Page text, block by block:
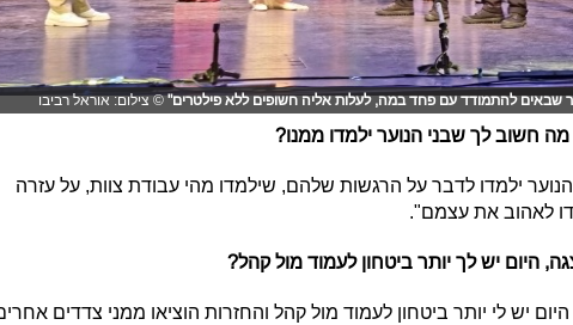
שבאים להתמודד עם פחד במה, לעלות אליה חשופים ללא פילטרים"© צילום: אוראל רביבו
חשוב לך שבני הנוער ילמדו ממנו?
ילמדו לדבר על הרגשות שלהם, שילמדו מהי עבודת צוות, על עזרה
לאהוב את עצמם".
היום יש לך יותר ביטחון לעמוד מול קהל?
יש לי יותר ביטחון לעמוד מול קהל והחזרות הוציאו ממני צדדים